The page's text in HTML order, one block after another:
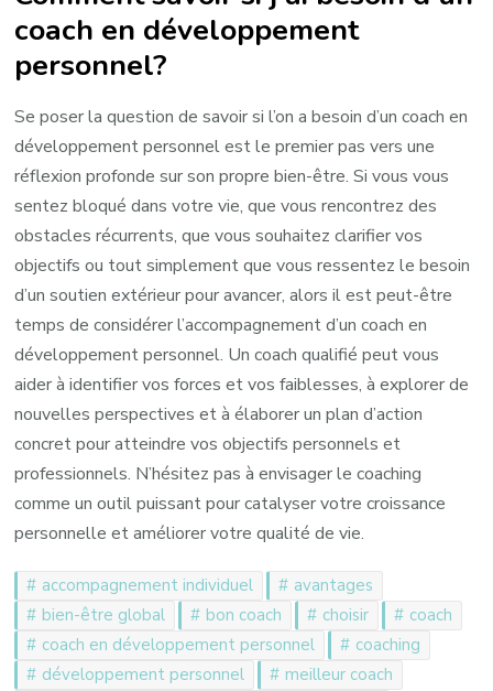
coach en développement
personnel?
Se poser la question de savoir si l’on a besoin d’un coach en
développement personnel est le premier pas vers une
réflexion profonde sur son propre bien-être. Si vous vous
sentez bloqué dans votre vie, que vous rencontrez des
obstacles récurrents, que vous souhaitez clarifier vos
objectifs ou tout simplement que vous ressentez le besoin
d’un soutien extérieur pour avancer, alors il est peut-être
temps de considérer l’accompagnement d’un coach en
développement personnel. Un coach qualifié peut vous
aider à identifier vos forces et vos faiblesses, à explorer de
nouvelles perspectives et à élaborer un plan d’action
concret pour atteindre vos objectifs personnels et
professionnels. N’hésitez pas à envisager le coaching
comme un outil puissant pour catalyser votre croissance
personnelle et améliorer votre qualité de vie.
accompagnement individuel
avantages
bien-être global
bon coach choisir
coach
coach en développement personnel
coaching
développement personnel
meilleur coach